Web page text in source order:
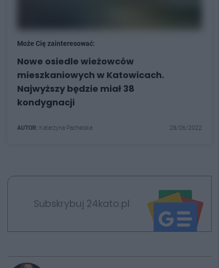
Może Cię zainteresować:
Nowe osiedle wieżowców
mieszkaniowych w Katowicach.
Najwyższy będzie miał 38
kondygnacji
AUTOR: Katarzyna Pachelska 28/06/2022
Subskrybuj 24kato.pl